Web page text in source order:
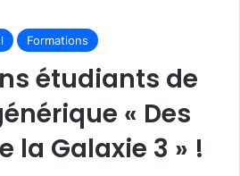
Formations
étudiants de
« Des
la Galaxie 3 » !